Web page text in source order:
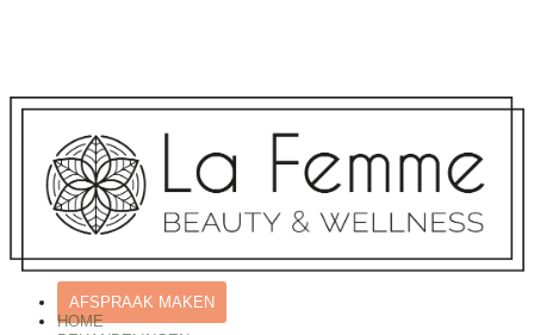
AFSPRAAK MAKEN
HOME